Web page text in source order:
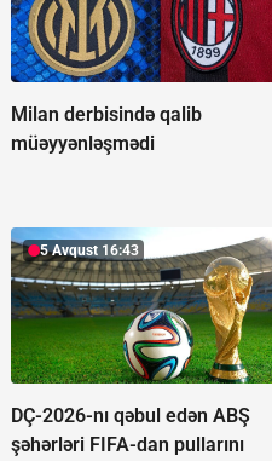
Milan derbisində qalib
müəyyənləşmədi
5 Avqust 16:43
DÇ-2026-nı qəbul edən ABŞ
şəhərləri FIFA-dan pullarını